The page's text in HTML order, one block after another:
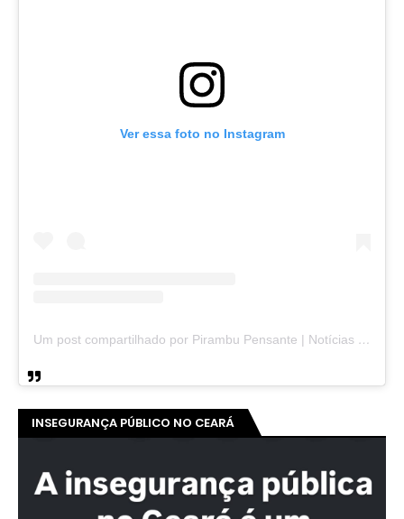
Ver essa foto no Instagram
Um post compartilhado por Pirambu Pensante | Notícias & Entretenimento (@pirambupensante)
INSEGURANÇA PÚBLICO NO CEARÁ